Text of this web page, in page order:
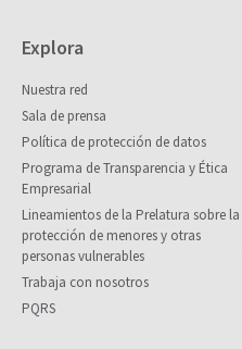
Explora
Nuestra red
Sala de prensa
Política de protección de datos
Programa de Transparencia y Ética
Empresarial
Lineamientos de la Prelatura sobre la
protección de menores y otras
personas vulnerables
Trabaja con nosotros
PQRS